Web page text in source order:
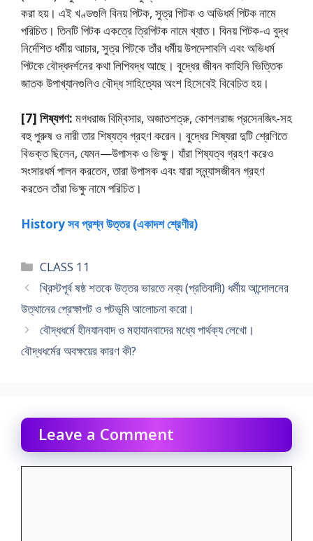
করা হয়। এই খণ্ডগুলি বিনয় পিটক, সুত্র পিটক ও অভিধর্ম পিটক নামে
পরিচিত। তিনটি পিটক একত্রে ত্রিপিটক নামে খ্যাত। বিনয় পিটক-এ বুদ্ধ
নির্দেশিত ধর্মীয় আচার, সুত্র পিটকে তাঁর ধর্মীয় উপদেশাবলি এবং অভিধর্ম
পিটকে বৌদ্ধদর্শনের কথা লিপিবদ্ধ আছে। বুদ্ধের জীবন কাহিনি ভিত্তিক
জাতক উপাখ্যানগুলিও বৌদ্ধ সাহিত্যের অংশ হিসেবেই বিবেচিত হয়।
[7] শিষ্যগণ: মগধরাজ বিম্বিসার, অজাতশত্রু, কোশলরাজ প্রসেনজিৎ-সহ
বহু পুরুষ ও নারী তার শিষ্যত্ব গ্রহণ করেন। বুদ্ধের শিষ্যরা দুটি শ্রেণিতে
বিভক্ত ছিলেন, যেমন—উপাসক ও ভিক্ষু। যাঁরা শিষ্যত্ব গ্রহণ করেও
সংসারধর্ম পালন করতেন, তারা উপাসক এবং যারা সন্ন্যাসজীবন গ্রহণ
করতেন তাঁরা ভিক্ষু নামে পরিচিত।
History সব প্রশ্ন উত্তর (একাদশ শ্রেণীর)
Categories
CLASS 11
খ্রিস্টপূর্ব ষষ্ঠ শতকে উত্তর ভারতে নব্য (প্রতিবাদী) ধর্মীয় আন্দোলনের
উত্থানের প্রেক্ষাপট ও পটভূমি আলােচনা করাে।
বৌদ্ধধর্মে হীনযানবাদ ও মহাযানবাদের মধ্যে পার্থক্য লেখাে।
বৌদ্ধধর্মের অবক্ষয়ের কারণ কী?
Leave a Comment